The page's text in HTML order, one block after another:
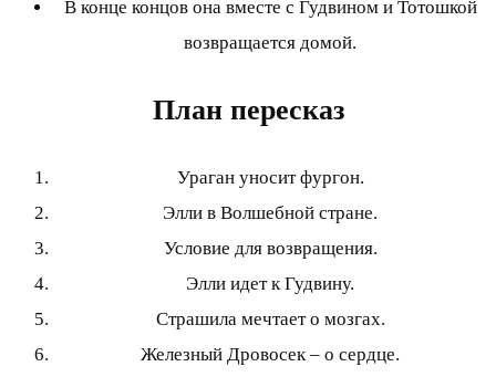
В конце концов она вместе с Гудвином и Тотошкой
возвращается домой.
План пересказ
Ураган уносит фургон.
Элли в Волшебной стране.
Условие для возвращения.
Элли идет к Гудвину.
Страшила мечтает о мозгах.
Железный Дровосек – о сердце.